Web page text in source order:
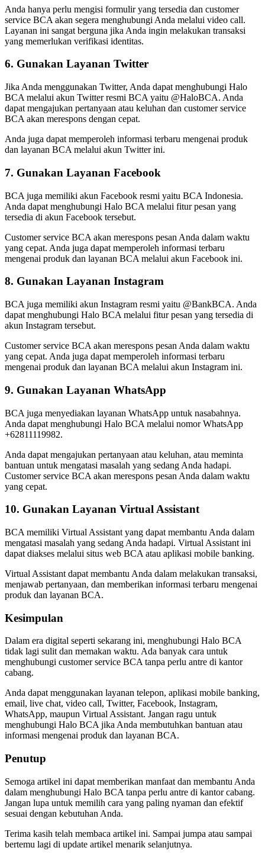
Anda hanya perlu mengisi formulir yang tersedia dan customer
service BCA akan segera menghubungi Anda melalui video call.
Layanan ini sangat berguna jika Anda ingin melakukan transaksi
yang memerlukan verifikasi identitas.
6. Gunakan Layanan Twitter
Jika Anda menggunakan Twitter, Anda dapat menghubungi Halo
BCA melalui akun Twitter resmi BCA yaitu @HaloBCA. Anda
dapat mengajukan pertanyaan atau keluhan dan customer service
BCA akan merespons dengan cepat.
Anda juga dapat memperoleh informasi terbaru mengenai produk
dan layanan BCA melalui akun Twitter ini.
7. Gunakan Layanan Facebook
BCA juga memiliki akun Facebook resmi yaitu BCA Indonesia.
Anda dapat menghubungi Halo BCA melalui fitur pesan yang
tersedia di akun Facebook tersebut.
Customer service BCA akan merespons pesan Anda dalam waktu
yang cepat. Anda juga dapat memperoleh informasi terbaru
mengenai produk dan layanan BCA melalui akun Facebook ini.
8. Gunakan Layanan Instagram
BCA juga memiliki akun Instagram resmi yaitu @BankBCA. Anda
dapat menghubungi Halo BCA melalui fitur pesan yang tersedia di
akun Instagram tersebut.
Customer service BCA akan merespons pesan Anda dalam waktu
yang cepat. Anda juga dapat memperoleh informasi terbaru
mengenai produk dan layanan BCA melalui akun Instagram ini.
9. Gunakan Layanan WhatsApp
BCA juga menyediakan layanan WhatsApp untuk nasabahnya.
Anda dapat menghubungi Halo BCA melalui nomor WhatsApp
+62811119982.
Anda dapat mengajukan pertanyaan atau keluhan, atau meminta
bantuan untuk mengatasi masalah yang sedang Anda hadapi.
Customer service BCA akan merespons pesan Anda dalam waktu
yang cepat.
10. Gunakan Layanan Virtual Assistant
BCA memiliki Virtual Assistant yang dapat membantu Anda dalam
mengatasi masalah yang sedang Anda hadapi. Virtual Assistant ini
dapat diakses melalui situs web BCA atau aplikasi mobile banking.
Virtual Assistant dapat membantu Anda dalam melakukan transaksi,
menjawab pertanyaan, dan memberikan informasi terbaru mengenai
produk dan layanan BCA.
Kesimpulan
Dalam era digital seperti sekarang ini, menghubungi Halo BCA
tidak lagi sulit dan memakan waktu. Ada banyak cara untuk
menghubungi customer service BCA tanpa perlu antre di kantor
cabang.
Anda dapat menggunakan layanan telepon, aplikasi mobile banking,
email, live chat, video call, Twitter, Facebook, Instagram,
WhatsApp, maupun Virtual Assistant. Jangan ragu untuk
menghubungi Halo BCA jika Anda membutuhkan bantuan atau
informasi mengenai produk dan layanan BCA.
Penutup
Semoga artikel ini dapat memberikan manfaat dan membantu Anda
dalam menghubungi Halo BCA tanpa perlu antre di kantor cabang.
Jangan lupa untuk memilih cara yang paling nyaman dan efektif
sesuai dengan kebutuhan Anda.
Terima kasih telah membaca artikel ini. Sampai jumpa atau sampai
bertemu lagi di update artikel menarik selanjutnya.